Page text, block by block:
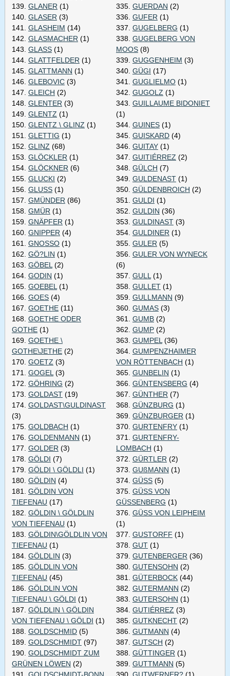
139. GLANER (1)
140. GLASER (3)
141. GLASHEIM (14)
142. GLASMACHER (1)
143. GLASS (1)
144. GLATTFELDER (1)
145. GLATTMANN (1)
146. GLEBOVIC (3)
147. GLEICH (2)
148. GLENTER (3)
149. GLENTZ (1)
150. GLENTZ \ GLINZ (1)
151. GLETTIG (1)
152. GLINZ (68)
153. GLÖCKLER (1)
154. GLÖCKNER (6)
155. GLUCKI (2)
156. GLUSS (1)
157. GMÜNDER (86)
158. GMÜR (1)
159. GNÄPFER (1)
160. GNIPPER (4)
161. GNOSSO (1)
162. GÖ?LIN (1)
163. GÖBEL (2)
164. GODIN (1)
165. GOEBEL (1)
166. GOES (4)
167. GOETHE (11)
168. GOETHE ODER
GOTHE (1)
169. GOETHE \
GOTHE\JETHE (2)
170. GOETZ (3)
171. GOGEL (3)
172. GÖHRING (2)
173. GOLDAST (19)
174. GOLDAST\GULDINAST
(3)
175. GOLDBACH (1)
176. GOLDENMANN (1)
177. GOLDER (3)
178. GÖLDI (7)
179. GÖLDI \ GÖLDLI (1)
180. GÖLDIN (4)
181. GÖLDIN VON
TIEFENAU (17)
182. GÖLDIN \ GÖLDLIN
VON TIEFENAU (1)
183. GÖLDIN\GÖLDLIN VON
TIEFENAU (1)
184. GÖLDLIN (3)
185. GÖLDLIN VON
TIEFENAU (45)
186. GÖLDLIN VON
TIEFENAU \ GÖLDI (1)
187. GÖLDLIN \ GÖLDIN
VON TIEFENAU \ GÖLDI (1)
188. GOLDSCHMID (5)
189. GOLDSCHMIDT (97)
190. GOLDSCHMIDT ZUM
GRÜNEN LÖWEN (2)
191. GOLDSCHMIDT-BONN
335. GUERDAN (2)
336. GUFER (1)
337. GUGELBERG (1)
338. GUGELBERG VON
MOOS (8)
339. GUGGENHEIM (3)
340. GÜGI (17)
341. GUGLIELMO (1)
342. GUGOLZ (1)
343. GUILLAUME BIDONIET
(1)
344. GUINES (1)
345. GUISKARD (4)
346. GUITAY (1)
347. GUITIÉRREZ (2)
348. GÜLCH (7)
349. GULDENAST (1)
350. GÜLDENBROICH (2)
351. GULDI (1)
352. GULDIN (36)
353. GULDINAST (3)
354. GULDINER (1)
355. GULER (5)
356. GULER VON WYNECK
(6)
357. GULL (1)
358. GULLET (1)
359. GULLMANN (9)
360. GUMAS (3)
361. GUMB (2)
362. GUMP (2)
363. GUMPEL (36)
364. GUMPENZHAIMER
VON RÖTTENBACH (1)
365. GUNBELIN (1)
366. GÜNTENSBERG (4)
367. GÜNTHER (7)
368. GÜNZBURG (1)
369. GÜNZBURGER (1)
370. GURTENFRY (1)
371. GURTENFRY-
LOMBACH (1)
372. GÜRTLER (2)
373. GUßMANN (1)
374. GÜSS (5)
375. GÜSS VON
GÜSSENBERG (1)
376. GÜSS VON LEIPHEIM
(1)
377. GUSTORFF (1)
378. GUT (1)
379. GUTENBERGER (36)
380. GUTENSOHN (2)
381. GÜTERBOCK (44)
382. GUTERMANN (2)
383. GUTERSOHN (1)
384. GUTIÉRREZ (3)
385. GUTKNECHT (2)
386. GUTMANN (4)
387. GUTSCH (2)
388. GÜTTINGER (1)
389. GUTTMANN (5)
390. GUTWERNER? (1)